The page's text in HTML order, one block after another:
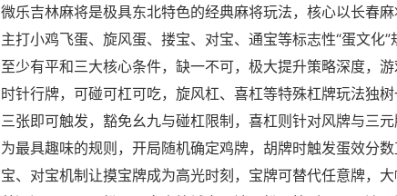
微乐吉林麻将是极具东北特色的经典麻将玩法，核心以长春
主打小鸡飞蛋、旋风蛋、搂宝、对宝、通宝等标志性“蛋文化”
至少有平和三大核心条件，缺一不可，极大提升策略深度，
时针行牌，可碰可杠可吃，旋风杠、喜杠等特殊杠牌玩法独
三张即可触发，豁免幺九与碰杠限制，喜杠则针对风牌与三
为最具趣味的规则，开局随机确定鸡牌，胡牌时触发蛋效分
宝、对宝机制让摸宝牌成为高光时刻，宝牌可替代任意牌，